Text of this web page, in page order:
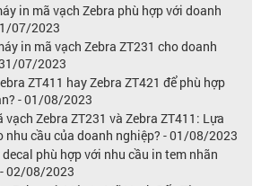
in mã vạch Zebra phù hợp với doanh
07/2023
in mã vạch Zebra ZT231 cho doanh
07/2023
ZT411 hay Zebra ZT421 để phù hợp
- 01/08/2023
vạch Zebra ZT231 và Zebra ZT411: Lựa
nhu cầu của doanh nghiệp? - 01/08/2023
phù hợp với nhu cầu in tem nhãn
02/08/2023